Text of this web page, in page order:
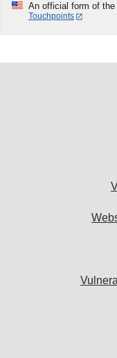
An official form of
Touchpoints